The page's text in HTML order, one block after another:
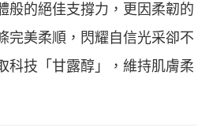
般的絕佳支撐力，更因柔韌的
完美柔順，閃耀自信光采卻不
科技「甘露醇」，維持肌膚柔